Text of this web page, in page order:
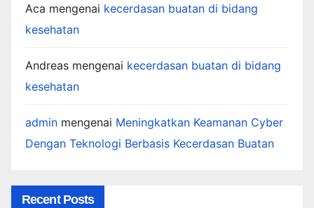
Aca mengenai kecerdasan buatan di bidang
kesehatan
Andreas mengenai kecerdasan buatan di bidang
kesehatan
admin mengenai Meningkatkan Keamanan Cyber
Dengan Teknologi Berbasis Kecerdasan Buatan
Recent Posts